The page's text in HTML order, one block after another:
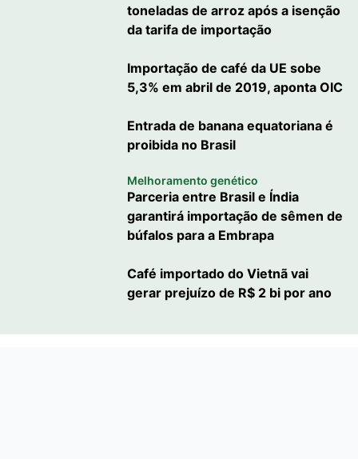
toneladas de arroz após a isenção
da tarifa de importação
Importação de café da UE sobe
5,3% em abril de 2019, aponta OIC
Entrada de banana equatoriana é
proibida no Brasil
Melhoramento genético
Parceria entre Brasil e Índia
garantirá importação de sêmen de
búfalos para a Embrapa
Café importado do Vietnã vai
gerar prejuízo de R$ 2 bi por ano